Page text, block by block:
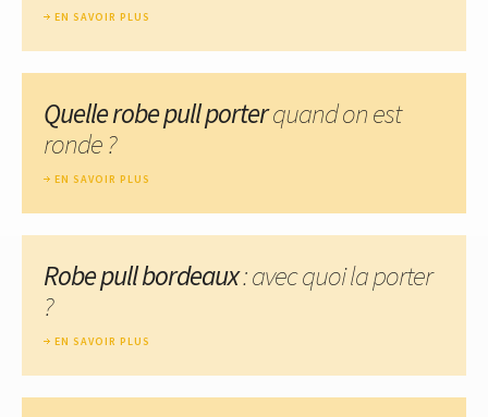
EN SAVOIR PLUS
Quelle robe pull porterquand on est
ronde ?
EN SAVOIR PLUS
Robe pull bordeaux: avec quoi la porter
?
EN SAVOIR PLUS